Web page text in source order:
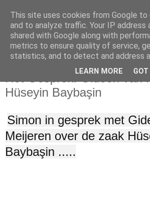
woensdag 24 juli 2024
Het Gesprek: Gideon van
Hüseyin Baybaşin
Simon in gesprek met
Meijeren over de zaak
Baybaşin .....
This site uses cookies from Google
and to analyze traffic. Your IP address
shared with Google along with
metrics to ensure quality of service,
statistics, and to detect and address
LEARN MORE